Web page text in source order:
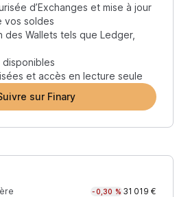
d’Exchanges et mise à jour
vos soldes
des Wallets tels que Ledger,
et accès en lecture seule
sur Finary
-0,30 % 31 019 €